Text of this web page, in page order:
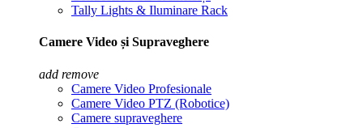
Tally Lights & Iluminare Rack
Camere Video și Supraveghere
add remove
Camere Video Profesionale
Camere Video PTZ (Robotice)
Camere supraveghere